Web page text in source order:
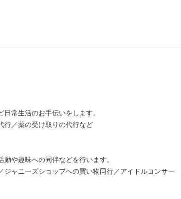
日常生活のお手伝いをします。
行／薬の受け取りの代行など
動や趣味への同伴などを行います。
ジャニーズショップへの買い物同行／アイドルコンサー